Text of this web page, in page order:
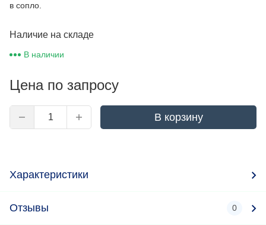
в сопло.
Наличие на складе
В наличии
Цена по запросу
В корзину
Характеристики
Отзывы 0